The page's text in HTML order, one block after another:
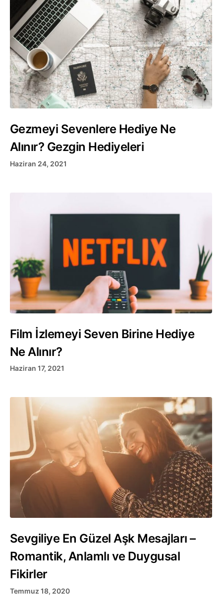
Gezmeyi Sevenlere Hediye Ne
Alınır? Gezgin Hediyeleri
Haziran 24, 2021
Film İzlemeyi Seven Birine Hediye
Ne Alınır?
Haziran 17, 2021
Sevgiliye En Güzel Aşk Mesajları –
Romantik, Anlamlı ve Duygusal
Fikirler
Temmuz 18, 2020